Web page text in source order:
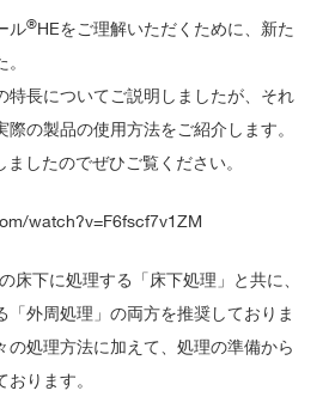
ル®HEをご理解いただくために、新た
特長についてご説明しましたが、それ
の製品の使用方法をご紹介します。
したのでぜひご覧ください。
watch?v=F6fscf7v1ZM
床下に処理する「床下処理」と共に、
「外周処理」の両方を推奨しておりま
の処理方法に加えて、処理の準備から
ります。